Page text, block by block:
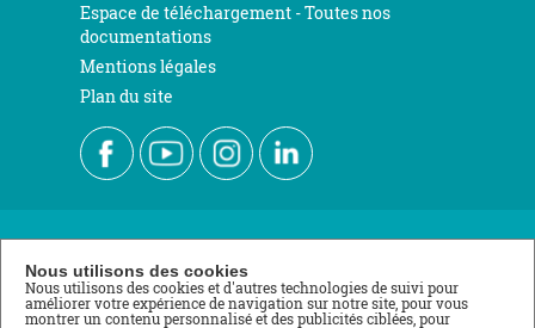
Espace de téléchargement - Toutes nos
documentations
Mentions légales
Plan du site
Nous contacter
École de Roville
Nous utilisons des cookies
Nous utilisons des cookies et d'autres technologies de suivi pour
améliorer votre expérience de navigation sur notre site, pour vous
montrer un contenu personnalisé et des publicités ciblées, pour